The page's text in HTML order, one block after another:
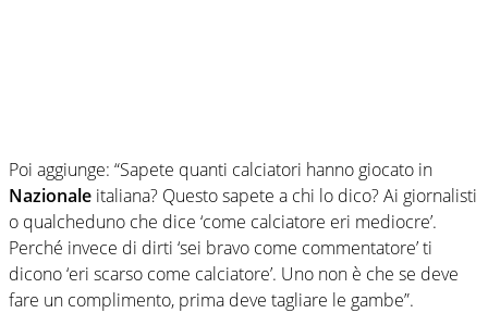
Poi aggiunge: “Sapete quanti calciatori hanno giocato in
Nazionale italiana? Questo sapete a chi lo dico? Ai giornalisti
o qualcheduno che dice ‘come calciatore eri mediocre’.
Perché invece di dirti ‘sei bravo come commentatore’ ti
dicono ‘eri scarso come calciatore’. Uno non è che se deve
fare un complimento, prima deve tagliare le gambe”.